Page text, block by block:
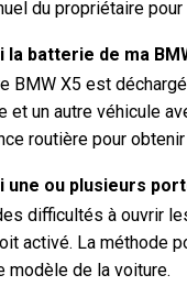
du propriétaire pour
batterie de ma
BMW X5 est
et un autre véhicule
routière pour
une ou plusieurs
difficultés à ouvrir
activé. La méthode
modèle de la voiture.